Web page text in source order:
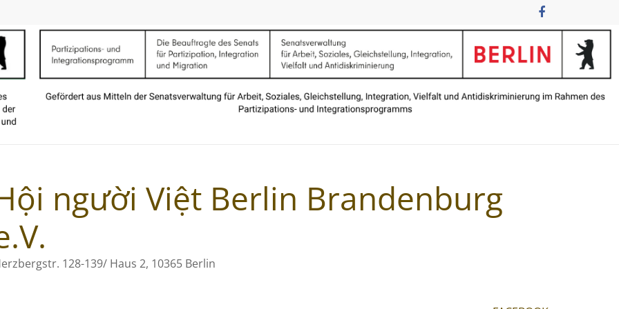
người Việt Berlin Brandenburg
128-139/ Haus 2, 10365 Berlin